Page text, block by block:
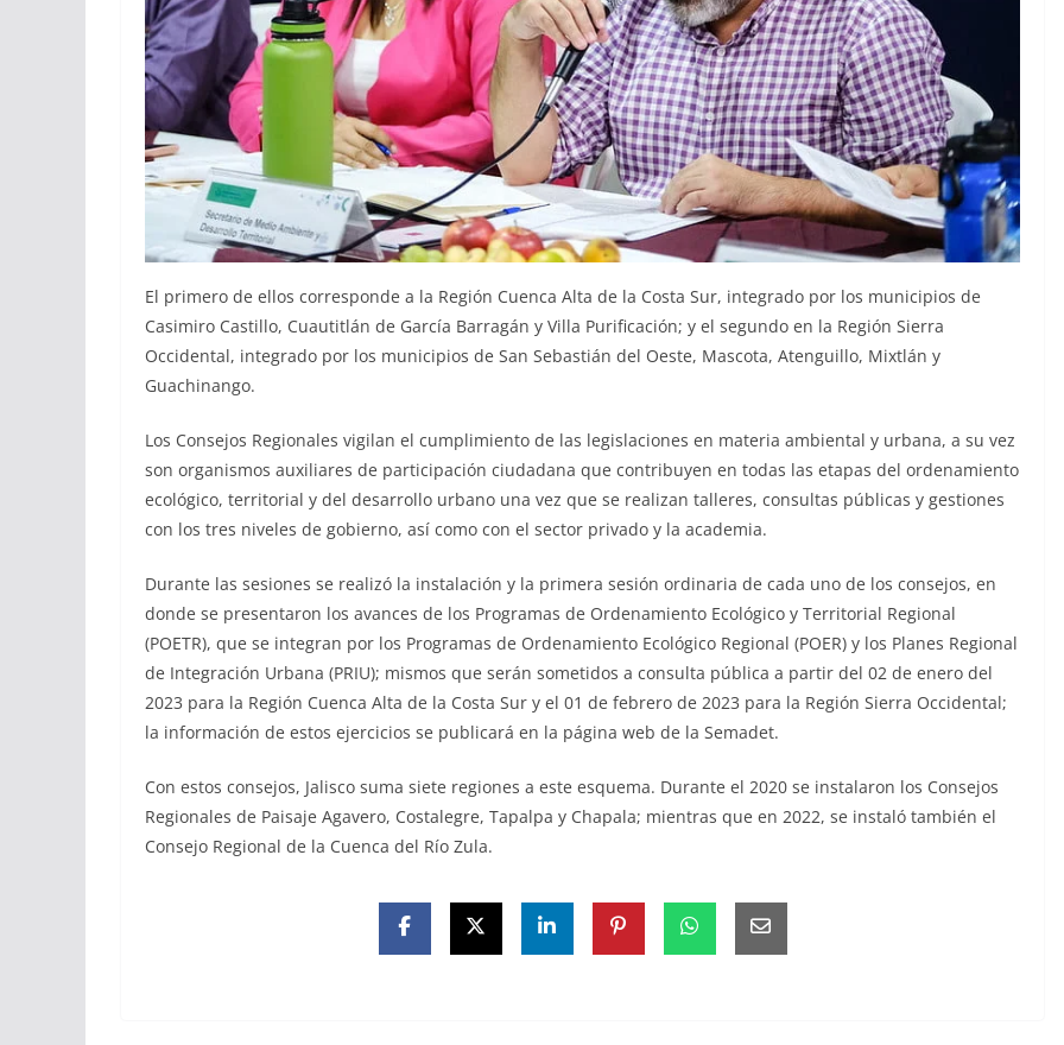
El primero de ellos corresponde a la Región Cuenca Alta de la Costa Sur, integrado por los municipios de
Casimiro Castillo, Cuautitlán de García Barragán y Villa Purificación; y el segundo en la Región Sierra
Occidental, integrado por los municipios de San Sebastián del Oeste, Mascota, Atenguillo, Mixtlán y
Guachinango.
Los Consejos Regionales vigilan el cumplimiento de las legislaciones en materia ambiental y urbana, a su vez
son organismos auxiliares de participación ciudadana que contribuyen en todas las etapas del ordenamiento
ecológico, territorial y del desarrollo urbano una vez que se realizan talleres, consultas públicas y gestiones
con los tres niveles de gobierno, así como con el sector privado y la academia.
Durante las sesiones se realizó la instalación y la primera sesión ordinaria de cada uno de los consejos, en
donde se presentaron los avances de los Programas de Ordenamiento Ecológico y Territorial Regional
(POETR), que se integran por los Programas de Ordenamiento Ecológico Regional (POER) y los Planes Regional
de Integración Urbana (PRIU); mismos que serán sometidos a consulta pública a partir del 02 de enero del
2023 para la Región Cuenca Alta de la Costa Sur y el 01 de febrero de 2023 para la Región Sierra Occidental;
la información de estos ejercicios se publicará en la página web de la Semadet.
Con estos consejos, Jalisco suma siete regiones a este esquema. Durante el 2020 se instalaron los Consejos
Regionales de Paisaje Agavero, Costalegre, Tapalpa y Chapala; mientras que en 2022, se instaló también el
Consejo Regional de la Cuenca del Río Zula.